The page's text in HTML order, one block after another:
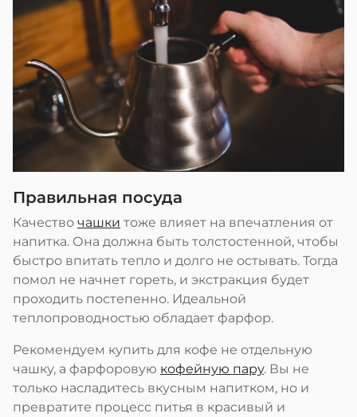
Правильная посуда
Качество чашки тоже влияет на впечатления от
напитка. Она должна быть толстостенной, чтобы
быстро впитать тепло и долго не остывать. Тогда
помол не начнет гореть, и экстракция будет
проходить постепенно. Идеальной
теплопроводностью обладает фарфор.
Рекомендуем купить для кофе не отдельную
чашку, а фарфоровую кофейную пару. Вы не
только насладитесь вкусным напитком, но и
превратите процесс питья в красивый и